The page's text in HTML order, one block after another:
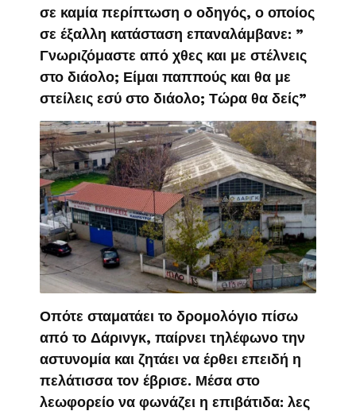
σε καμία περίπτωση ο οδηγός, ο οποίος
σε έξαλλη κατάσταση επαναλάμβανε: ”
Γνωριζόμαστε από χθες και με στέλνεις
στο διάολο; Είμαι παππούς και θα με
στείλεις εσύ στο διάολο; Τώρα θα δείς”
Οπότε σταματάει το δρομολόγιο πίσω
από το Δάρινγκ, παίρνει τηλέφωνο την
αστυνομία και ζητάει να έρθει επειδή η
πελάτισσα τον έβρισε. Μέσα στο
λεωφορείο να φωνάζει η επιβάτιδα: λες